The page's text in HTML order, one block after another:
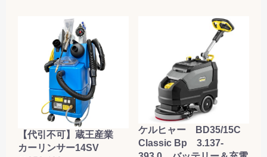
【代引不可】蔵王産業
カーリンサー14SV
ケルヒャー BD35/15C
Classic Bp 3.137-